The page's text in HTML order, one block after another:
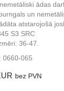
ādas
un
atstarojošā
S3 SRC
36-47.
0660-065
bez PVN